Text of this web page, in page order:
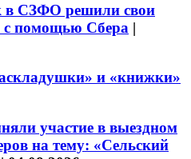
в СЗФО решили свои
с помощью Сбера |
и «книжки»
участие в выездном
на тему: «Сельский